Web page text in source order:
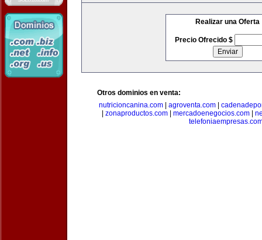
Realizar una Oferta
Precio Ofrecido $
Otros dominios en venta:
nutricioncanina.com| agroventa.com|
zonaproductos.com mercadoenegocios.com